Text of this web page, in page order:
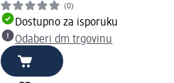
(0)
Dostupno za isporuku
Odaberi dm trgovinu